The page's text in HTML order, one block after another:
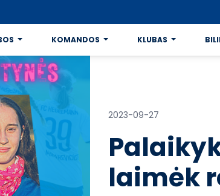
KOMANDOS KLUBAS
2023-09-27
laimėk